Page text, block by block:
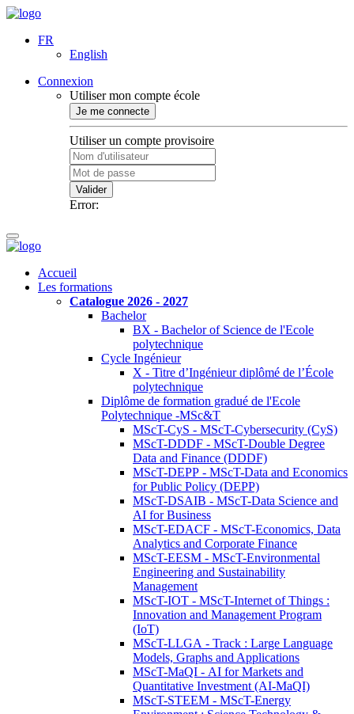
FR
English
Connexion
Utiliser mon compte école
Je me connecte
Utiliser un compte provisoire
Valider
Error:
Accueil
Les formations
Catalogue 2026 - 2027
Bachelor
BX - Bachelor of Science de l'Ecole
polytechnique
Cycle Ingénieur
X - Titre d’Ingénieur diplômé de l’École
polytechnique
Diplôme de formation gradué de l'Ecole
Polytechnique -MSc&T
MScT-CyS - MScT-Cybersecurity (CyS)
MScT-DDDF - MScT-Double Degree
Data and Finance (DDDF)
MScT-DEPP - MScT-Data and Economics
for Public Policy (DEPP)
MScT-DSAIB - MScT-Data Science and
AI for Business
MScT-EDACF - MScT-Economics, Data
Analytics and Corporate Finance
MScT-EESM - MScT-Environmental
Engineering and Sustainability
Management
MScT-IOT - MScT-Internet of Things :
Innovation and Management Program
(IoT)
MScT-LLGA - Track : Large Language
Models, Graphs and Applications
MScT-MaQI - AI for Markets and
Quantitative Investment (AI-MaQI)
MScT-STEEM - MScT-Energy